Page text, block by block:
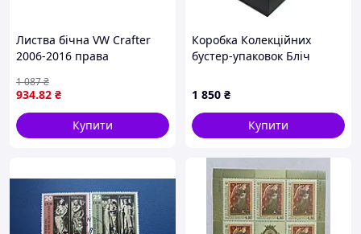
Листва бічна VW Crafter
2006-2016 права
934.82 ₴
1 087₴
Купити
Коробка Колекційних
бустер-упаковок Бліч
1 850 ₴
Купити